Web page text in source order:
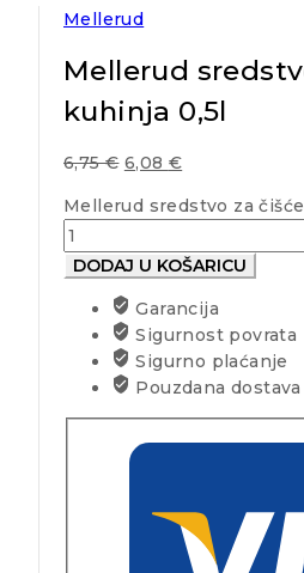
Mellerud
Mellerud
kuhinja 0,5l
6,75€ 6,08 €
Mellerud sredstvo za
DODAJ U KOŠARICU
Garancija
Sigurnost povrata
Sigurno plaćanje
Pouzdana dostava